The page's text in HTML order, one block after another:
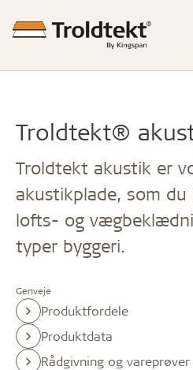
Troldtekt®
Troldtekt akustik er
akustikplade, som
lofts- og
typer byggeri.
Genveje
Produktfordele
Produktdata
Rådgivning og vareprøver